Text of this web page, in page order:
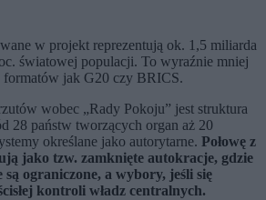
w projekt reprezentują ok. 1,5 miliarda
światowej populacji. To wyraźnie mniej
jak G20 czy BRICS.
wobec „Rady Pokoju” jest struktura
28 państw tworzących organ aż 20
określane jako autorytarne. Połowę z
jako tzw. zamknięte autokracje, gdzie
ograniczone, a wybory, jeśli się
kontroli władz centralnych.